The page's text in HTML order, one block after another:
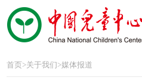
首页>关于我们>媒体报道